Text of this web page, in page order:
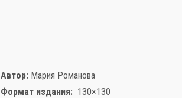
Автор: Мария Романова
Формат издания: 130×130